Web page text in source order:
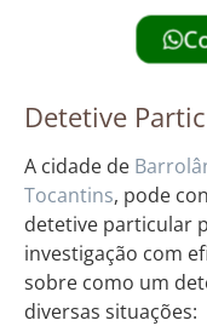
Detetive
A cidade de
Tocantins, pode
detetive particular
investigação com
sobre como um
diversas situações: